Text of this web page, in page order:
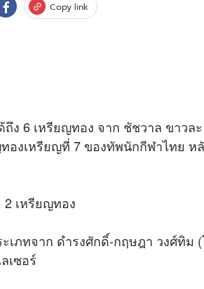
ติดตามสนุกโซเชียลได้ที่
เจอร์ (ประเทศไทย) จำกัด
Copy link
ง 6 เหรียญทอง จาก ชัชวาล ขาวล
องเหรียญที่ 7 ของทัพนักกีฬาไทย ห
เหรียญทอง
ะเภทจาก ดำรงศักดิ์-กฤษฎา วงศ์ทิ
เซอร์